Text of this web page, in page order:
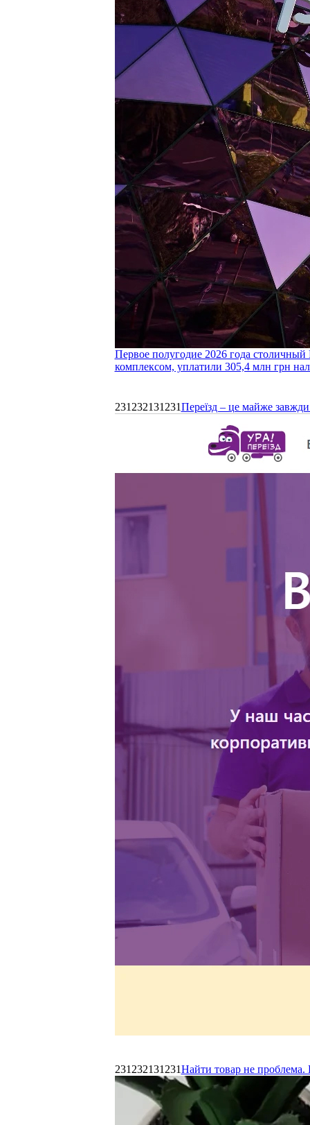
Первое полугодие 2026 года
комплексом, уплатили 305,4 млн грн
231232131231Переїзд – це майже
231232131231Найти товар не проблема.